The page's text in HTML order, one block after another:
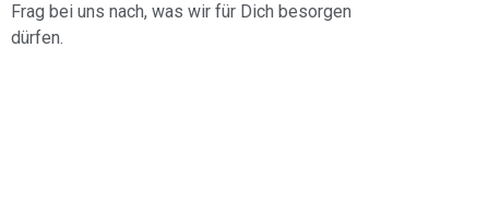
Frag bei uns nach, was wir für Dich besorgen
dürfen.